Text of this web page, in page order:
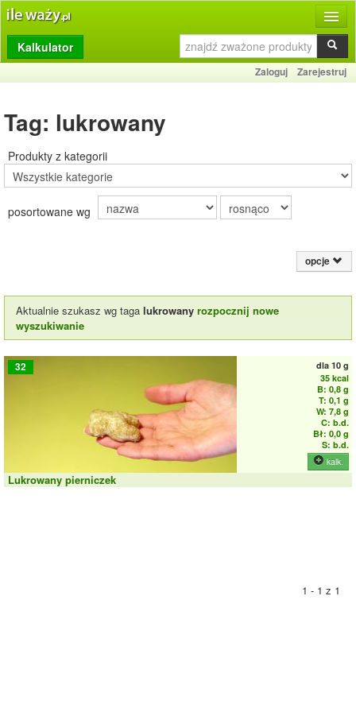
Produkty
Dziennik
Przelicznik
Porady
Słownik
Kalkulator
Zaloguj Zarejestruj
Tag: lukrowany
Produkty z kategorii
posortowane wg
opcje
Aktualnie szukasz wg taga lukrowany rozpocznij nowe
wyszukiwanie
32 dla 10 g
35 kcal
B: 0,8 g
T: 0,1 g
W: 7,8 g
C: b.d.
Bł: 0,0 g
S: b.d.
kalk.
Lukrowany pierniczek
1 - 1 z 1